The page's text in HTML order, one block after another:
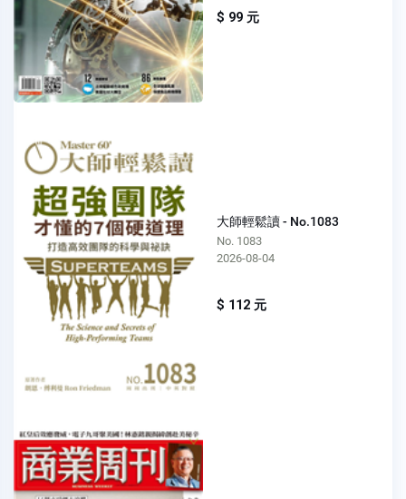
$ 99 元
大師輕鬆讀 - No.1083
No. 1083
2026-08-04
$ 112 元